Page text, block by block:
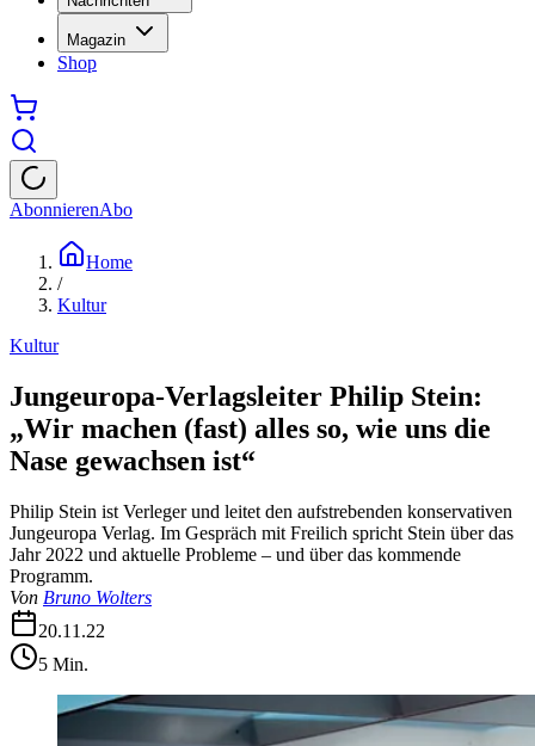
Magazin
Shop
AbonnierenAbo
Home
/
Kultur
Kultur
Jungeuropa-Verlagsleiter Philip Stein:
„Wir machen (fast) alles so, wie uns die
Nase gewachsen ist“
Philip Stein ist Verleger und leitet den aufstrebenden konservativen
Jungeuropa Verlag. Im Gespräch mit Freilich spricht Stein über das
Jahr 2022 und aktuelle Probleme – und über das kommende
Programm.
Von Bruno Wolters
20.11.22
5 Min.